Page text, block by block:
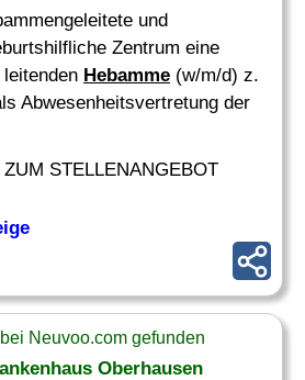
und
Zentrum eine
Hebamme (w/m/d) z.
Abwesenheitsvertretung der
STELLENANGEBOT
Neuvoo.com gefunden
Oberhausen